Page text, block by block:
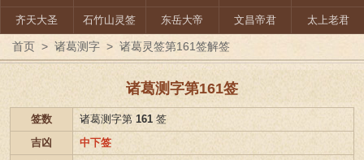
齐天大圣 石竹山灵签 东岳大帝 文昌帝君 太上老君
首页 > 诸葛测字 > 诸葛灵签第161签解签
诸葛测字第161签
签数 诸葛测字第 161 签
吉凶
中下签